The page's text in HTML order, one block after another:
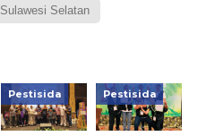
Sulawesi Selatan
Pestisida Pestisida